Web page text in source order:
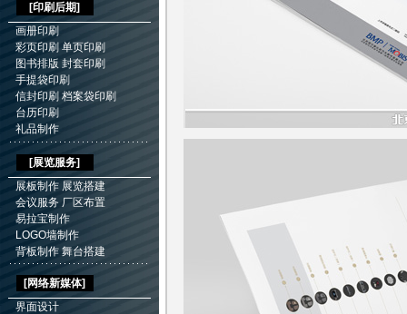
[印刷后期]
画册印刷
彩页印刷 单页印刷
图书排版 封套印刷
手提袋印刷
信封印刷 档案袋印刷
台历印刷
礼品制作
[展览服务]
展板制作 展览搭建
会议服务 厂区布置
易拉宝制作
LOGO墙制作
背板制作 舞台搭建
[网络新媒体]
界面设计